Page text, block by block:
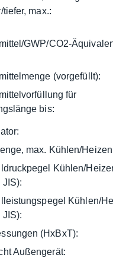
tiefer, max.:
GWP/CO2-
(vorgefüllt):
für
bis:
max. Kühlen/
Kühlen/
JIS):
Kühlen/
JIS):
(HxBxT):
Außengerät: